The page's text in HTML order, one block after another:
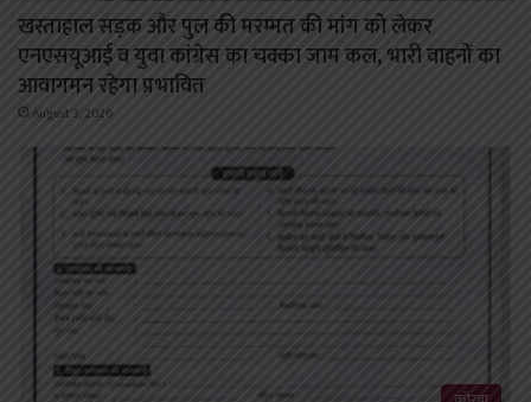
खस्ताहाल सड़क और पुल की मरम्मत की मांग को लेकर
एनएसयूआई व युवा कांग्रेस का चक्का जाम कल, भारी वाहनों का
आवागमन रहेगा प्रभावित
August 3, 2026